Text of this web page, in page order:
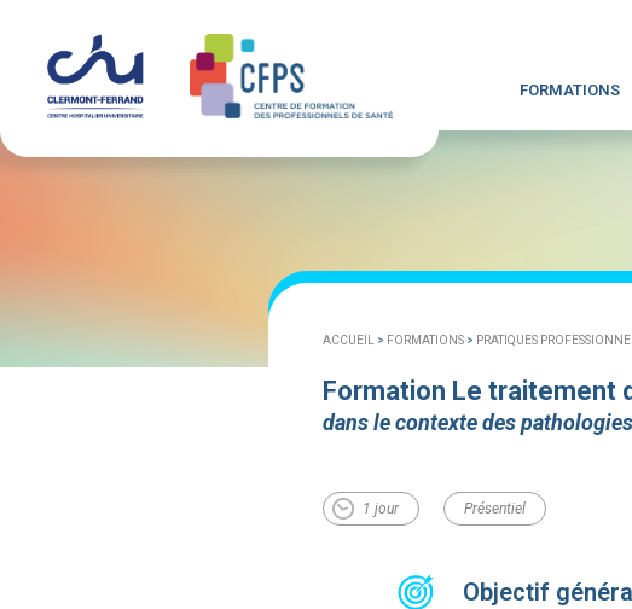
FORMATIONS
ACCUEIL > FORMATIONS > PRATIQUES
Formation Le traitement
dans le contexte des
1 jour Présentiel
Objectif